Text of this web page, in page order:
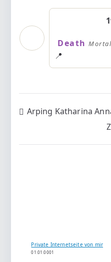
Death
📍
Arping Katharina
Private Internetseite von mir
01.01.0001